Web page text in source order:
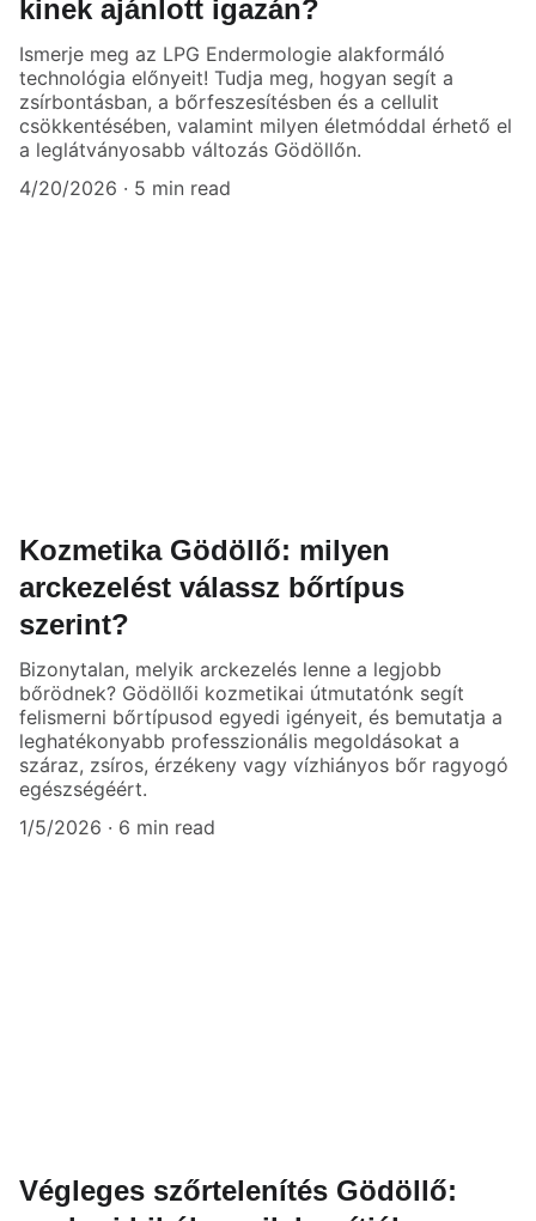
kinek ajánlott igazán?
Ismerje meg az LPG Endermologie alakformáló
technológia előnyeit! Tudja meg, hogyan segít a
zsírbontásban, a bőrfeszesítésben és a cellulit
csökkentésében, valamint milyen életmóddal érhető el
a leglátványosabb változás Gödöllőn.
4/20/2026
5 min read
Kozmetika Gödöllő: milyen
arckezelést válassz bőrtípus
szerint?
Bizonytalan, melyik arckezelés lenne a legjobb
bőrödnek? Gödöllői kozmetikai útmutatónk segít
felismerni bőrtípusod egyedi igényeit, és bemutatja a
leghatékonyabb professzionális megoldásokat a
száraz, zsíros, érzékeny vagy vízhiányos bőr ragyogó
egészségéért.
1/5/2026
6 min read
Végleges szőrtelenítés Gödöllő: